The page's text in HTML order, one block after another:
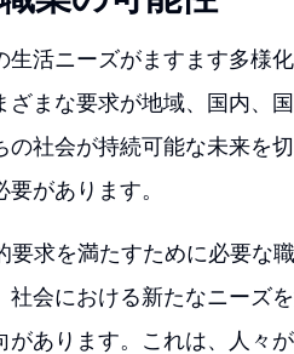
活ニーズがますます多様
まな要求が地域、国内、
の社会が持続可能な未来を
があります。
求を満たすために必要な
社会における新たなニーズ
あります。これは、人々